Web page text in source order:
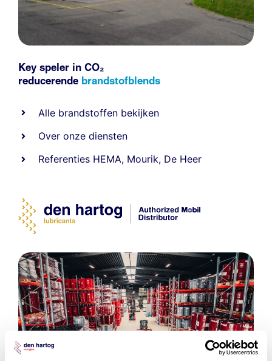
Key speler in CO₂
reducerende brandstofblends
Alle brandstoffen bekijken
Over onze diensten
Referenties HEMA, Mourik, De Heer